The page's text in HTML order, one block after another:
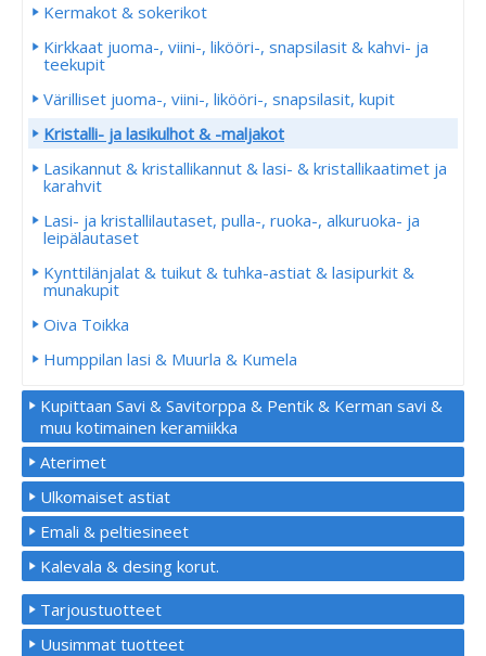
Kermakot & sokerikot
Kirkkaat juoma-, viini-, likööri-, snapsilasit & kahvi- ja
teekupit
Värilliset juoma-, viini-, likööri-, snapsilasit, kupit
Kristalli- ja lasikulhot & -maljakot
Lasikannut & kristallikannut & lasi- & kristallikaatimet ja
karahvit
Lasi- ja kristallilautaset, pulla-, ruoka-, alkuruoka- ja
leipälautaset
Kynttilänjalat & tuikut & tuhka-astiat & lasipurkit &
munakupit
Oiva Toikka
Humppilan lasi & Muurla & Kumela
Kupittaan Savi & Savitorppa & Pentik & Kerman savi &
muu kotimainen keramiikka
Aterimet
Ulkomaiset astiat
Emali & peltiesineet
Kalevala & desing korut.
Tarjoustuotteet
Uusimmat tuotteet